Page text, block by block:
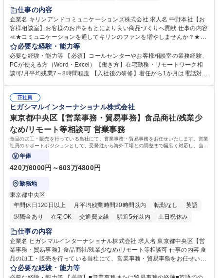
仕事の内容
企業名 キリンアンドコミュニケーションズ株式会社 求人名 中野本社【お
客様相談室】お客様のお声をもとにより良い商品づくりへ貢献 仕事の内容
≪★コミュニケーションを通してキリンのファンを増やしませんか？★≫
お客様のお声をより良い商品づくりに活かしていく上で、窓口となるお客
様相談室でのお仕事です。 日々お客様からいただくキリングループへのご
意見を、企業活動に活かしています。お客様からの声に迅速かつ誠意をも
って対応、情報提供するとともにグループ内活動に反映しています。 【具
平均100件前後■メール・手紙：同上40件前後 募集職種 中野本社【お客様
相談室】お客様のお声をもとにより良い商品づくりへ貢献
必要な経験・能力等
必要な経験・能力等 【必須】コールセンターやお客様相談室の業務経験、
PCが使える方（Word・Excel）【働き方】在宅勤務・リモートワーク相
談可/月平均残業7～8時間程度 【入社後の研修】着任から1か月は電話対応
すのでご安心ください。 【当社について】キリングループの広報機能を担
う会社として、お客様との出会いを大切にし、磨き上げたホスピタリティ
を込めてコミュニケーションをとりながら広報関連業務を行っておりま
す。 学歴・資格 学歴：大学院 大学 高専 短大 専修学校 高校 語学力： 資
格：
正社員
ヒガシマルインターナショナル株式会社
東京都中央区【営業事務・貿易事務】食品商社/残業少
なめ/リモート等相談可 営業事務
食品の加工・販売を行っている当社にて、営業事務・貿易事務をお任せいたします。営業
社員のサポートポジションとして、受発注から海外工場との調整まで幅広く対応し、当社
事業の根幹を支えていただきます。
年俸
420万6000円～603万4800円
勤務地
東京都中央区
年間休日120日以上
月平均残業時間20時間以内 転勤なし
英語
退職金あり
在宅OK 交通費支給 駅近5分以内 土日祝休み
仕事の内容
企業名 ヒガシマルインターナショナル株式会社 求人名 東京都中央区【営
業事務・貿易事務】食品商社/残業少なめ/リモート等相談可 仕事の内容 食
品の加工・販売を行っている当社にて、営業事務・貿易事務をお任せいた
します。営業社員のサポートポジションとして、受発注から海外工場との
調整まで幅広く対応し、当社事業の根幹を支えていただきます。 ■受発注
必要な経験・能力等